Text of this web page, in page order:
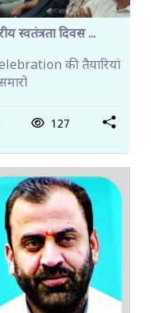
स्वतंत्रता दिवस ...
की तैयारियां
127